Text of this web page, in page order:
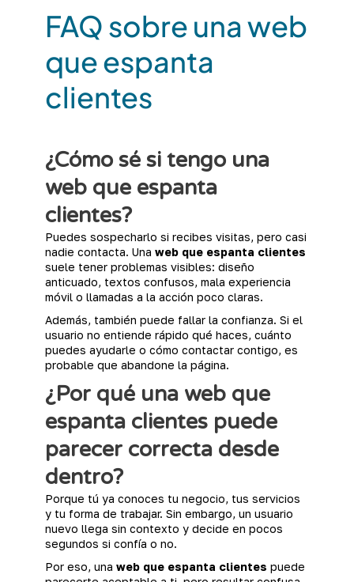
FAQ sobre una web
que espanta
clientes
¿Cómo sé si tengo una
web que espanta
clientes?
Puedes sospecharlo si recibes visitas, pero casi
nadie contacta. Unaweb que espanta clientes
suele tener problemas visibles: diseño
anticuado, textos confusos, mala experiencia
móvil o llamadas a la acción poco claras.
Además, también puede fallar la confianza. Si el
usuario no entiende rápido qué haces, cuánto
puedes ayudarle o cómo contactar contigo, es
probable que abandone la página.
¿Por qué una web que
espanta clientes puede
parecer correcta desde
dentro?
Porque tú ya conoces tu negocio, tus servicios
y tu forma de trabajar. Sin embargo, un usuario
nuevo llega sin contexto y decide en pocos
segundos si confía o no.
Por eso, unaweb que espanta clientes puede